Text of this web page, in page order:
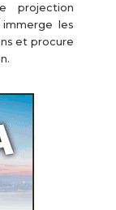
projection
les
et procure